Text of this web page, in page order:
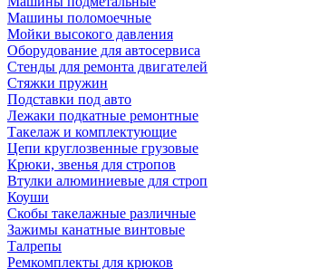
Машины поломоечные
Мойки высокого давления
Оборудование для автосервиса
Стенды для ремонта двигателей
Стяжки пружин
Подставки под авто
Лежаки подкатные ремонтные
Такелаж и комплектующие
Цепи круглозвенные грузовые
Крюки, звенья для стропов
Втулки алюминиевые для строп
Коуши
Скобы такелажные различные
Зажимы канатные винтовые
Талрепы
Ремкомплекты для крюков